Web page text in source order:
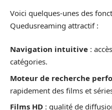
Voici quelques-unes des
Quedusreaming attractif :
Navigation intuitive :
catégories.
Moteur de recherche
rapidement des films et
Films HD : qualité de